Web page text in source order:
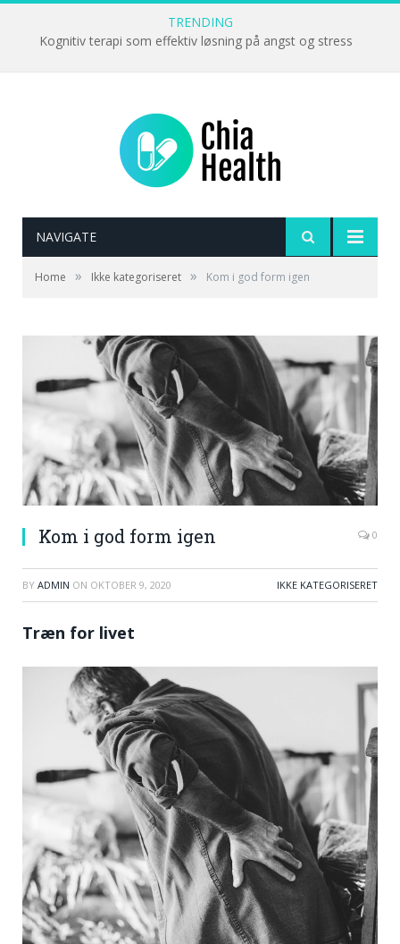
TRENDING
Kognitiv terapi som effektiv løsning på angst og stress
NAVIGATE
Home » Ikke kategoriseret » Kom i god form igen
Kom i god form igen 0
BY ADMIN ON OKTOBER 9, 2020 IKKE KATEGORISERET
Træn for livet